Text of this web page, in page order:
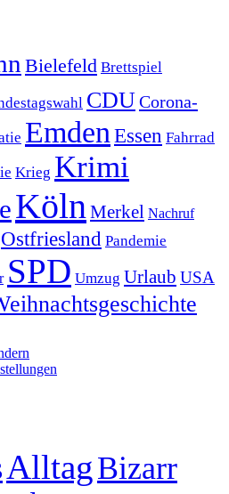
Bielefeld Brettspiel
CDUCorona-
Emden Essen Fahrrad
Krieg Krimi
Köln Merkel Nachruf
Ostfriesland Pandemie
SPD Umzug Urlaub USA
AlltagBizarr